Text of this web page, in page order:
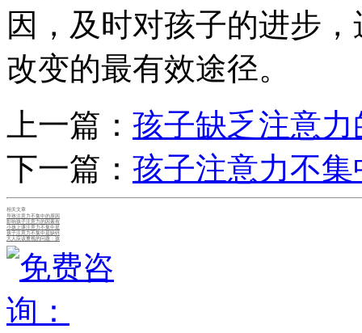
因，及时对孩子的进步
改变的最有效途径。
上一篇： 孩子缺乏注意
下一篇： 孩子注意力不集
相关文章
导致注意力不集中的原因
影响孩子注意力的因素有
小孩上课注意力不集中是
孩子注意力不集中是缺锌
大人应该重视的问题：孩